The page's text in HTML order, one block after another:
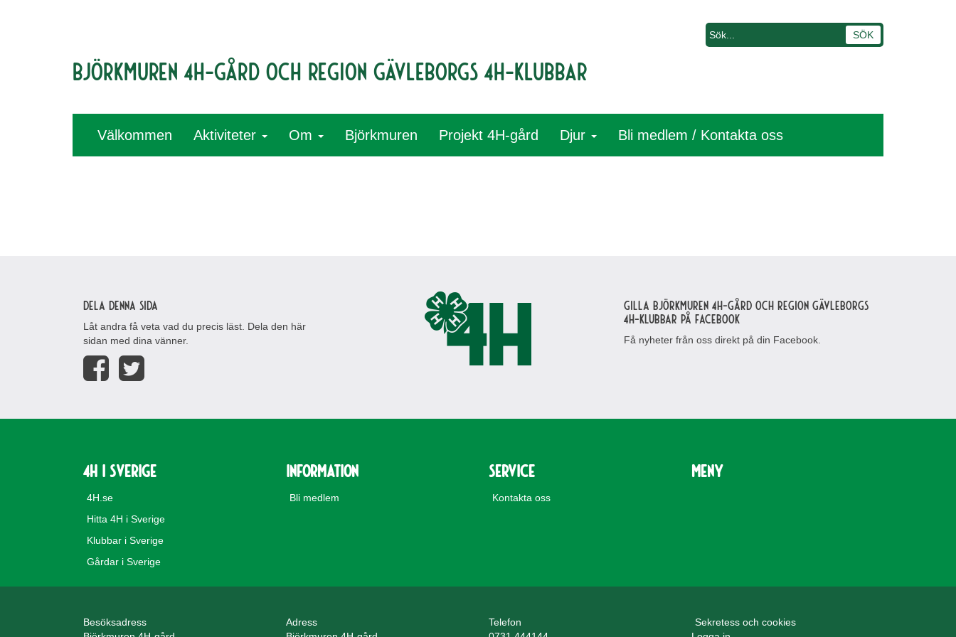
Björkmuren 4H-gård och region Gävleborgs 4H-klubbar
Välkommen Aktiviteter Om Björkmuren Projekt 4H-gård Djur Bli medlem / Kontakta oss
Dela denna sida
Låt andra få veta vad du precis läst. Dela den här
sidan med dina vänner.
Gilla Björkmuren 4H-gård och region Gävleborgs
4H-klubbar på Facebook
Få nyheter från oss direkt på din Facebook.
4H i Sverige
4H.se
Hitta 4H i Sverige
Klubbar i Sverige
Gårdar i Sverige
Information
Bli medlem
Service
Kontakta oss
Meny
Besöksadress
Adress
Telefon
Sekretess och cookies